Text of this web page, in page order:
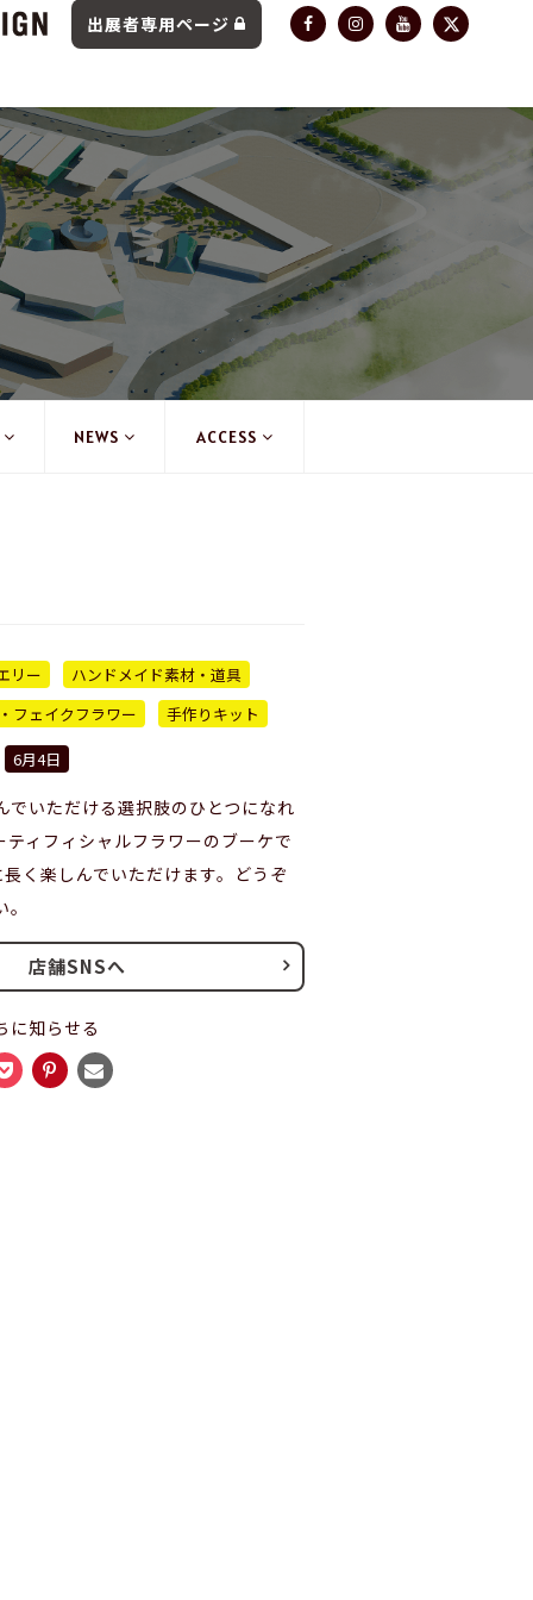
出展者専用ページ
NEWS ACCESS
リー
ハンドメイド素材・道具
フェイクフラワー
手作りキット
6月4日
でいただける選択肢のひとつになれ
ティフィシャルフラワーのブーケで
く楽しんでいただけます。どうぞ
店舗SNSへ
に知らせる